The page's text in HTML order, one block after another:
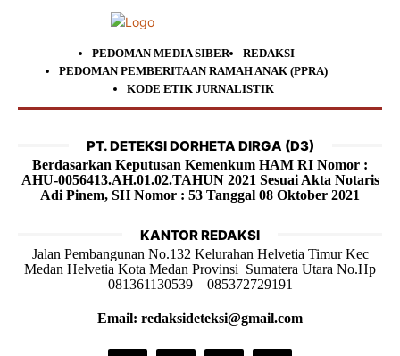
PEDOMAN MEDIA SIBER
REDAKSI
PEDOMAN PEMBERITAAN RAMAH ANAK (PPRA)
KODE ETIK JURNALISTIK
PT. DETEKSI DORHETA DIRGA (D3)
Berdasarkan Keputusan Kemenkum HAM RI Nomor :
AHU-0056413.AH.01.02.TAHUN 2021 Sesuai Akta Notaris
Adi Pinem, SH Nomor : 53 Tanggal 08 Oktober 2021
KANTOR REDAKSI
Jalan Pembangunan No.132 Kelurahan Helvetia Timur Kec
Medan Helvetia Kota Medan Provinsi Sumatera Utara No.Hp
081361130539 – 085372729191
Email: redaksideteksi@gmail.com